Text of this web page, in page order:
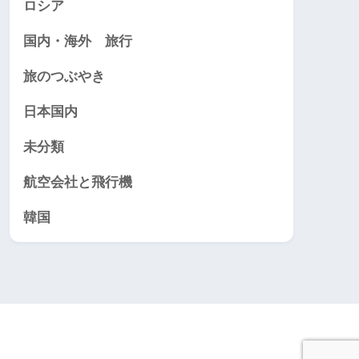
ロシア
国内・海外 旅行
旅のつぶやき
日本国内
未分類
航空会社と飛行機
韓国